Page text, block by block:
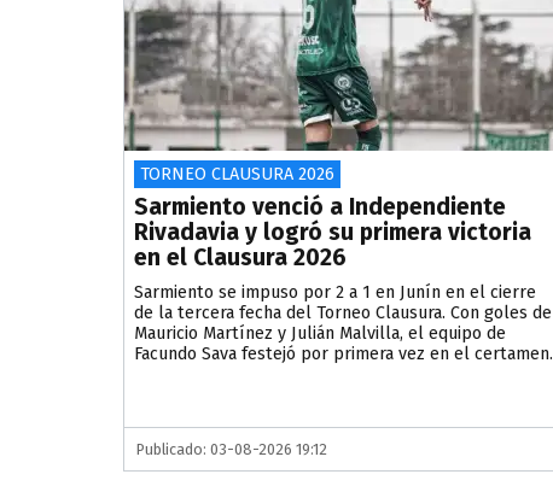
TORNEO CLAUSURA 2026
Sarmiento venció a Independiente
Rivadavia y logró su primera victoria
en el Clausura 2026
Sarmiento se impuso por 2 a 1 en Junín en el cierre
de la tercera fecha del Torneo Clausura. Con goles de
Mauricio Martínez y Julián Malvilla, el equipo de
Facundo Sava festejó por primera vez en el certamen.
Publicado: 03-08-2026 19:12